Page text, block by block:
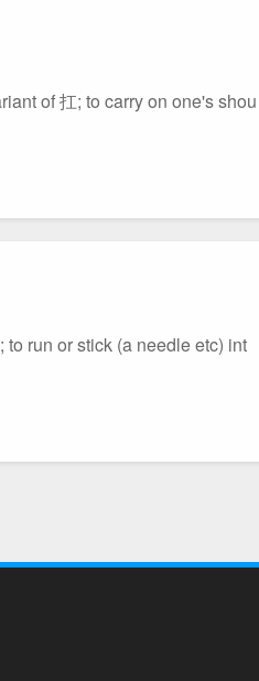
of 扛; to carry on one's shou
run or stick (a needle etc) int